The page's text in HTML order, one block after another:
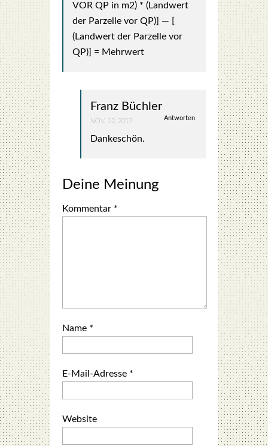
VOR QP in m2) * (Land­wert
der Par­zelle vor QP)] — [
(Land­wert der Par­zelle vor
QP)] = Mehr­wert
Franz Büchler
Antworten
NOV. 22, 2017
Dan­ke­schön.
Deine Meinung
Kommentar *
Name *
E-Mail-Adresse *
Website